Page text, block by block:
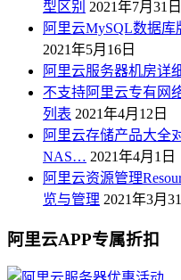
型区别 2021年7月31日
阿里云MySQL数据
2021年5月16日
阿里云服务器机房详
不支持阿里云专有网
列表 2021年4月12日
阿里云存储产品大全
NAS… 2021年4月1日
阿里云资源管理
览与管理 2021年3月
阿里云APP专属折扣